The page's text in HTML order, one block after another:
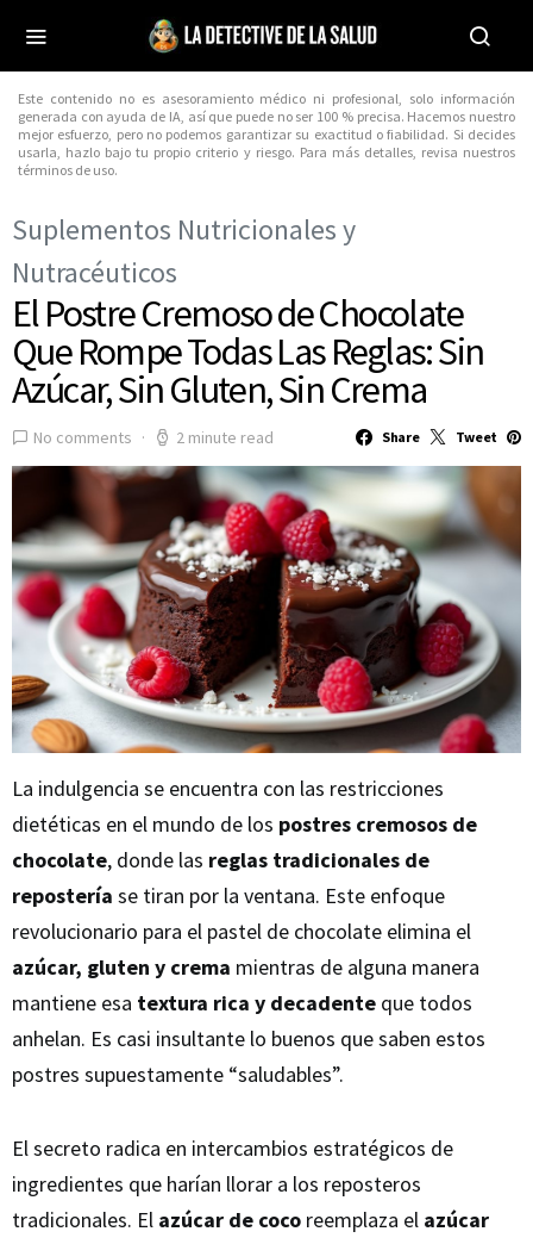
Este contenido no es asesoramiento médico ni profesional, solo información
generada con ayuda de IA, así que puede no ser 100 % precisa. Hacemos nuestro
mejor esfuerzo, pero no podemos garantizar su exactitud o fiabilidad. Si decides
usarla, hazlo bajo tu propio criterio y riesgo. Para más detalles, revisa nuestros
términos de uso.
Suplementos Nutricionales y
Nutracéuticos
El Postre Cremoso de Chocolate
Que Rompe Todas Las Reglas: Sin
Azúcar, Sin Gluten, Sin Crema
No comments 2 minute read Share Tweet
La indulgencia se encuentra con las restricciones
dietéticas en el mundo de los postres cremosos de
chocolate, donde las reglas tradicionales de
repostería se tiran por la ventana. Este enfoque
revolucionario para el pastel de chocolate elimina el
azúcar, gluten y crema mientras de alguna manera
mantiene esa textura rica y decadente que todos
anhelan. Es casi insultante lo buenos que saben estos
postres supuestamente “saludables”.
El secreto radica en intercambios estratégicos de
ingredientes que harían llorar a los reposteros
tradicionales. El azúcar de coco reemplaza el azúcar